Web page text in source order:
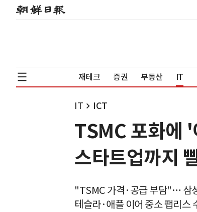
재테크 증권 부동산 IT
IT ICT
TSMC 포화에
스타트업까지
"TSMC 가격·공급 부담"… 삼
테슬라·애플 이어 중소 팹리스